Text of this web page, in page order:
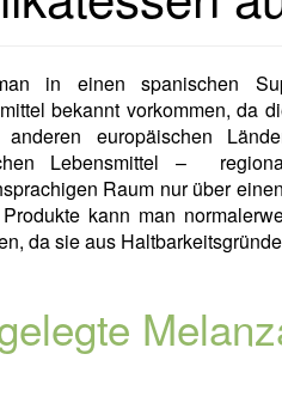
in einen spanischen
bekannt vorkommen, da
europäischen
Lebensmittel –
Raum nur über
kann man
da sie aus